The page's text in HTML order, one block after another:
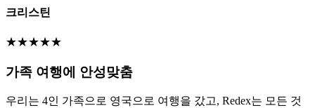
크리스틴
★★★★★
가족 여행에 안성맞춤
우리는 4인 가족으로 영국으로 여행을 갔고, Redex는 모든 것